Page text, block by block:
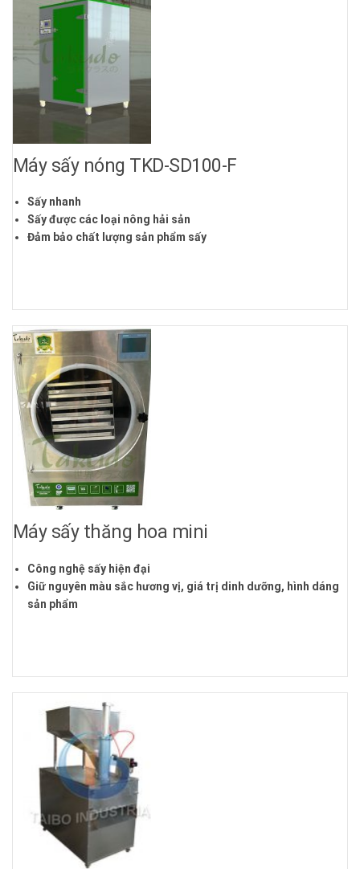
Máy sấy nóng TKD-SD100-F
Sấy nhanh
Sấy được các loại nông hải sản
Đảm bảo chất lượng sản phẩm sấy
Máy sấy thăng hoa mini
Công nghệ sấy hiện đại
Giữ nguyên màu sắc hương vị, giá trị dinh dưỡng, hình dáng
sản phẩm